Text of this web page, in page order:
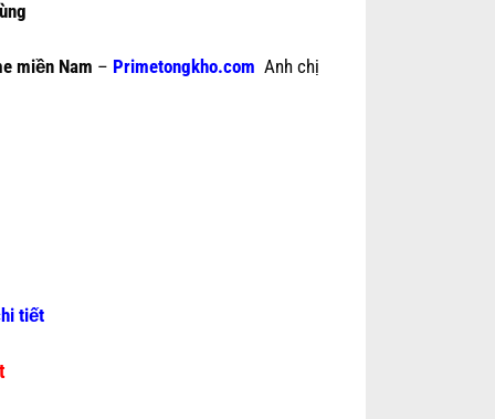
miền Nam – Primetongkho.com Anh chị
tiết